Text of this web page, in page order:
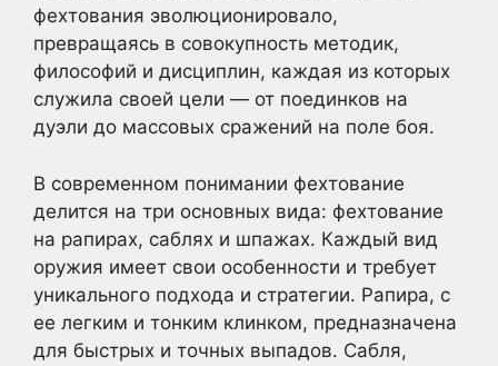
фехтования эволюционировало,
превращаясь в совокупность методик,
философий и дисциплин, каждая из которых
служила своей цели — от поединков на
дуэли до массовых сражений на поле боя.
В современном понимании фехтование
делится на три основных вида: фехтование
на рапирах, саблях и шпажах. Каждый вид
оружия имеет свои особенности и требует
уникального подхода и стратегии. Рапира, с
ее легким и тонким клинком, предназначена
для быстрых и точных выпадов. Сабля,